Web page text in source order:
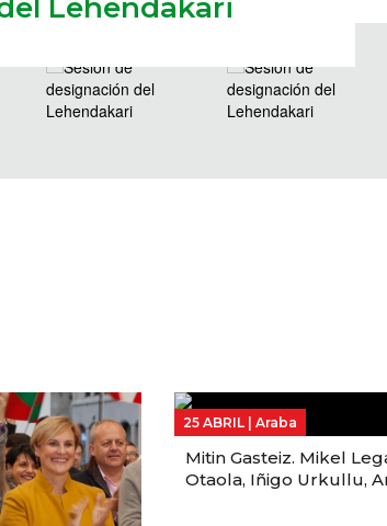
Lehendakari
25 ABRIL | Araba
Mitin Gasteiz. Mikel
Otaola, Iñigo Urkullu,